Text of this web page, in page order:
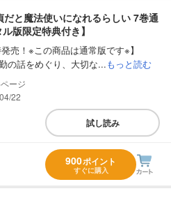
だと魔法使いになれるらしい 7巻通
版限定特典付き】
発売！※この商品は通常版です※】
の話をめぐり、大切な...もっと読む
22
試し読み
900ポイント
すぐに購入